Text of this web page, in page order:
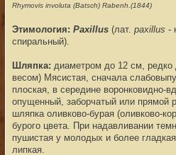
Rhymovis involuta (Batsch) Rabenh.(1844)
Этимология: Paxillus (лат. paxillus -
спиральный).
Шляпка: диаметром до 12 см, редко
весом) Мясистая, сначала
плоская, в середине воронковидно-
опущенный, заборчатый или прямой
шляпка оливково-бурая (оливково-
бурого цвета. При надавливании
пушистая у молодых и более
липкая.